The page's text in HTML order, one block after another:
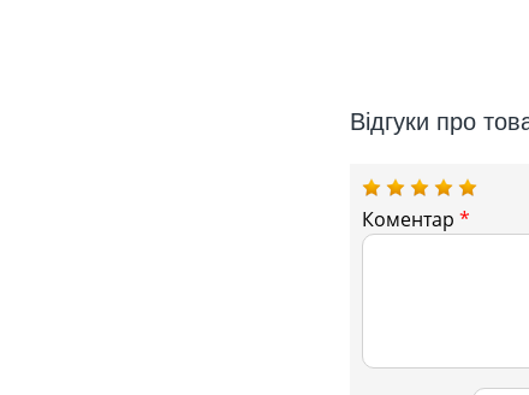
Відгуки про
Коментар*